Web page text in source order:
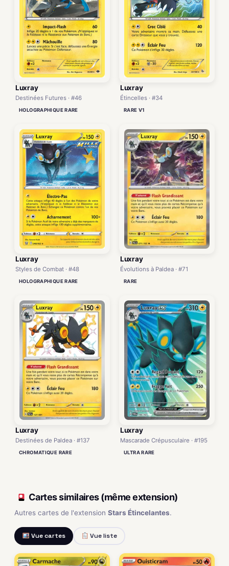
Luxray
Destinées Futures · #46
HOLOGRAPHIQUE RARE
Luxray
Étincelles · #34
RARE V1
Luxray
Styles de Combat · #48
HOLOGRAPHIQUE RARE
Luxray
Évolutions à Paldea · #71
RARE
Luxray
Destinées de Paldea · #137
CHROMATIQUE RARE
Luxray
Mascarade Crépusculaire · #195
ULTRA RARE
Cartes similaires (même extension)
Autres cartes de l'extension Stars Étincelantes.
Vue cartes Vue liste